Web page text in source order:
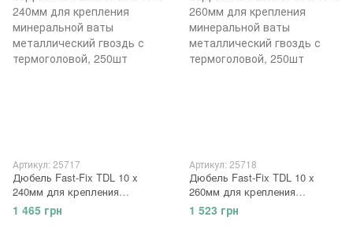
Артикул: 25717
Дюбель Fast-Fix TDL 10 x
240мм для крепления
минеральной ваты
металлический гвоздь с
1 465 грн
Артикул: 25718
Дюбель Fast-Fix TDL 10 x
260мм для крепления
минеральной ваты
металлический гвоздь с
1 523 грн